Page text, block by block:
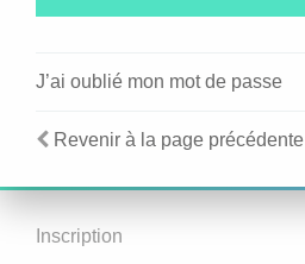
J’ai oublié mon mot de passe
Revenir à la page précédente
Inscription